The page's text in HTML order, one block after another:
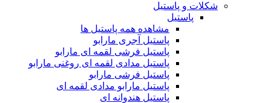
شکلات و پاستیل
پاستیل
مشاهده همه پاستیل ها
پاستیل آجری مارابو
پاستیل فرشی لقمه ای مارابو
پاستیل مدادی لقمه ای روغنی مارابو
پاستیل فرشی مارابو
پاستیل مارابو مدادی لقمه ای
پاستیل هندوانه ای